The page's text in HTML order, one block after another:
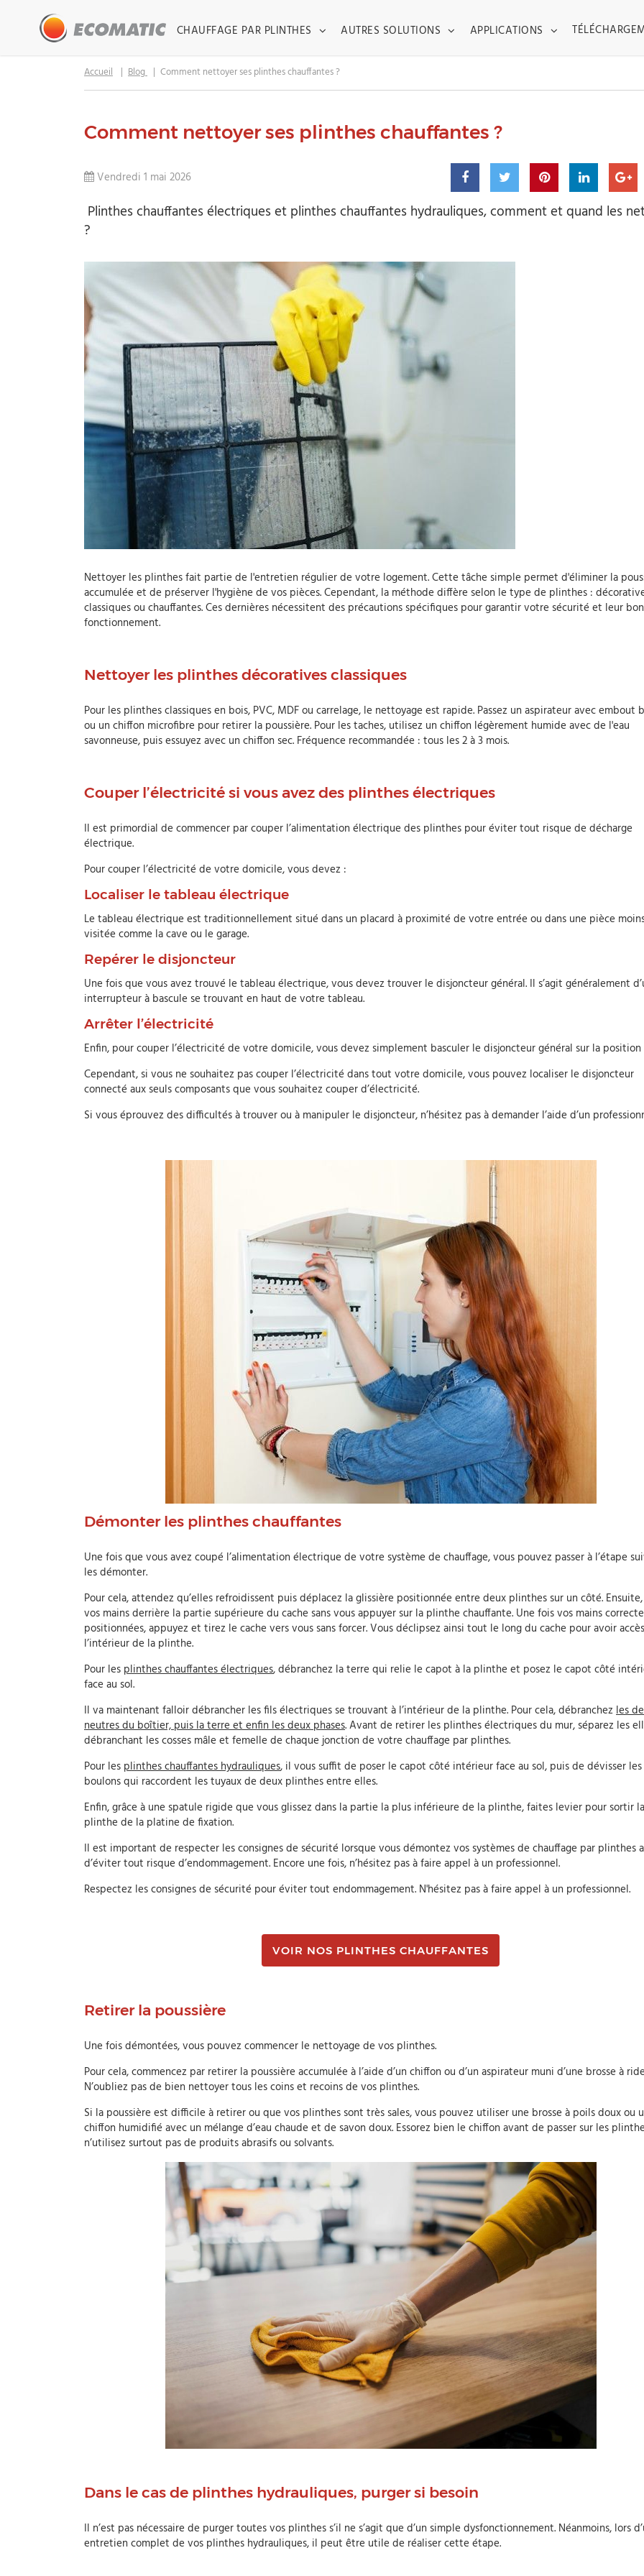
Comment nettoyer ses plinthes chauffantes ?
Vendredi 1 mai 2026
Plinthes chauffantes électriques et plinthes chauffantes hydrauliques, comment et quand les
?
Nettoyer les plinthes fait partie de l'entretien régulier de votre logement. Cette tâche simple permet d'éliminer la
accumulée et de préserver l'hygiène de vos pièces. Cependant, la méthode diffère selon le type de plinthes :
classiques ou chauffantes. Ces dernières nécessitent des précautions spécifiques pour garantir votre sécurité et leur bon
fonctionnement.
Nettoyer les plinthes décoratives classiques
Pour les plinthes classiques en bois, PVC, MDF ou carrelage, le nettoyage est rapide. Passez un aspirateur avec embout
ou un chiffon microfibre pour retirer la poussière. Pour les taches, utilisez un chiffon légèrement humide avec de l'eau
savonneuse, puis essuyez avec un chiffon sec. Fréquence recommandée : tous les 2 à 3 mois.
Couper l’électricité si vous avez des plinthes électriques
Il est primordial de commencer par couper l’alimentation électrique des plinthes pour éviter tout risque de décharge
électrique.
Pour couper l’électricité de votre domicile, vous devez :
Localiser le tableau électrique
Le tableau électrique est traditionnellement situé dans un placard à proximité de votre entrée ou dans une pièce
visitée comme la cave ou le garage.
Repérer le disjoncteur
Une fois que vous avez trouvé le tableau électrique, vous devez trouver le disjoncteur général. Il s’agit généralement
interrupteur à bascule se trouvant en haut de votre tableau.
Arrêter l’électricité
Enfin, pour couper l’électricité de votre domicile, vous devez simplement basculer le disjoncteur général sur la position
Cependant, si vous ne souhaitez pas couper l’électricité dans tout votre domicile, vous pouvez localiser le disjoncteur
connecté aux seuls composants que vous souhaitez couper d’électricité.
Si vous éprouvez des difficultés à trouver ou à manipuler le disjoncteur, n’hésitez pas à demander l’aide d’un
Démonter les plinthes chauffantes
Une fois que vous avez coupé l’alimentation électrique de votre système de chauffage, vous pouvez passer à l’étape
les démonter.
Pour cela, attendez qu’elles refroidissent puis déplacez la glissière positionnée entre deux plinthes sur un côté.
vos mains derrière la partie supérieure du cache sans vous appuyer sur la plinthe chauffante. Une fois vos mains
positionnées, appuyez et tirez le cache vers vous sans forcer. Vous déclipsez ainsi tout le long du cache pour avoir
l’intérieur de la plinthe.
Pour les plinthes chauffantes électriques, débranchez la terre qui relie le capot à la plinthe et posez le capot côté
face au sol.
Il va maintenant falloir débrancher les fils électriques se trouvant à l’intérieur de la plinthe. Pour cela, débranchezles
neutres du boîtier, puis la terre et enfin les deux phases. Avant de retirer les plinthes électriques du mur, séparez les
débranchant les cosses mâle et femelle de chaque jonction de votre chauffage par plinthes.
Pour les plinthes chauffantes hydrauliques, il vous suffit de poser le capot côté intérieur face au sol, puis de dévisser les
boulons qui raccordent les tuyaux de deux plinthes entre elles.
Enfin, grâce à une spatule rigide que vous glissez dans la partie la plus inférieure de la plinthe, faites levier pour sortir la
plinthe de la platine de fixation.
Il est important de respecter les consignes de sécurité lorsque vous démontez vos systèmes de chauffage par plinthes
d’éviter tout risque d’endommagement. Encore une fois, n’hésitez pas à faire appel à un professionnel.
Respectez les consignes de sécurité pour éviter tout endommagement. N'hésitez pas à faire appel à un professionnel.
VOIR NOS PLINTHES CHAUFFANTES
Retirer la poussière
Une fois démontées, vous pouvez commencer le nettoyage de vos plinthes.
Pour cela, commencez par retirer la poussière accumulée à l’aide d’un chiffon ou d’un aspirateur muni d’une brosse à
N’oubliez pas de bien nettoyer tous les coins et recoins de vos plinthes.
Si la poussière est difficile à retirer ou que vos plinthes sont très sales, vous pouvez utiliser une brosse à poils doux ou
chiffon humidifié avec un mélange d’eau chaude et de savon doux. Essorez bien le chiffon avant de passer sur les
n’utilisez surtout pas de produits abrasifs ou solvants.
Dans le cas de plinthes hydrauliques, purger si besoin
Il n’est pas nécessaire de purger toutes vos plinthes s’il ne s’agit que d’un simple dysfonctionnement. Néanmoins, lors
entretien complet de vos plinthes hydrauliques, il peut être utile de réaliser cette étape.
CHAUFFAGE PAR PLINTHES TOGGLE DROPDOWN
AUTRES SOLUTIONS TOGGLE DROPDOWN
APPLICATIONS TOGGLE
Accueil Blog Comment nettoyer ses plinthes chauffantes ?